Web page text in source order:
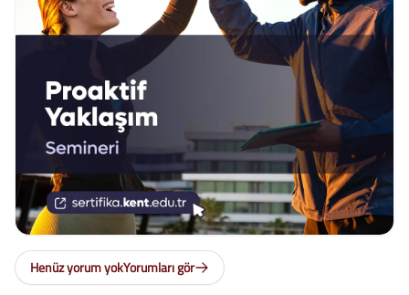
Henüz yorum yokYorumları gör